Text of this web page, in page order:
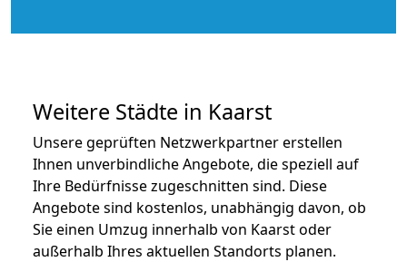
Weitere Städte in Kaarst
Unsere geprüften Netzwerkpartner erstellen
Ihnen unverbindliche Angebote, die speziell auf
Ihre Bedürfnisse zugeschnitten sind. Diese
Angebote sind kostenlos, unabhängig davon, ob
Sie einen Umzug innerhalb von Kaarst oder
außerhalb Ihres aktuellen Standorts planen.